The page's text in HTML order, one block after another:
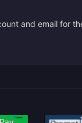
and email for